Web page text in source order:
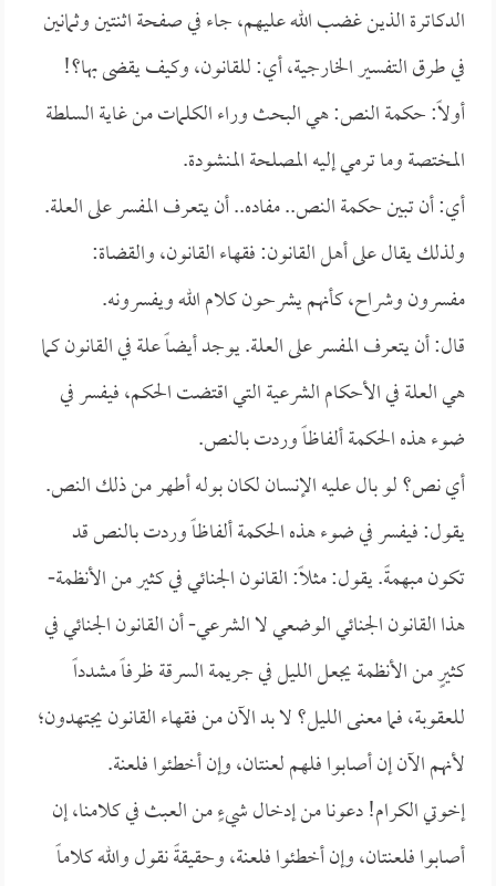
الدكاترة الذين غضب الله عليهم، جاء في صفحة اثنتين وثمانين
في طرق التفسير الخارجية، أي: للقانون، وكيف يقضى بها؟!
أولاً: حكمة النص: هي البحث وراء الكلمات من غاية السلطة
المختصة وما ترمي إليه المصلحة المنشودة.
أي: أن تبين حكمة النص.. مفاده.. أن يتعرف المفسر على العلة.
ولذلك يقال على أهل القانون: فقهاء القانون، والقضاة:
مفسرون وشراح، كأنهم يشرحون كلام الله ويفسرونه.
قال: أن يتعرف المفسر على العلة. يوجد أيضاً علة في القانون كما
هي العلة في الأحكام الشرعية التي اقتضت الحكم، فيفسر في
ضوء هذه الحكمة ألفاظاً وردت بالنص.
أي نص؟ لو بال عليه الإنسان لكان بوله أطهر من ذلك النص.
يقول: فيفسر في ضوء هذه الحكمة ألفاظاً وردت بالنص قد
تكون مبهمةً. يقول: مثلاً: القانون الجنائي في كثير من الأنظمة-
هذا القانون الجنائي الوضعي لا الشرعي- أن القانون الجنائي في
كثيرٍ من الأنظمة يجعل الليل في جريمة السرقة ظرفاً مشدداً
للعقوبة، فما معنى الليل؟ لا بد الآن من فقهاء القانون يجتهدون؛
لأنهم الآن إن أصابوا فلهم لعنتان، وإن أخطئوا فلعنة.
إخوتي الكرام! دعونا من إدخال شيءٍ من العبث في كلامنا، إن
أصابوا فلعنتان، وإن أخطئوا فلعنة، وحقيقةً نقول والله كلاماً